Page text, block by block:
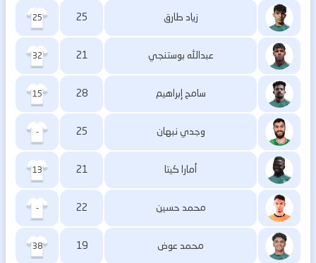
زياد طارق 25
25
عبدالله بوستنجي 21
32
سامح إبراهيم 28
15
وجدي نبهان 25
-
أمارا كيتا 21
13
محمد حسين 22
-
محمد عوض 19
38